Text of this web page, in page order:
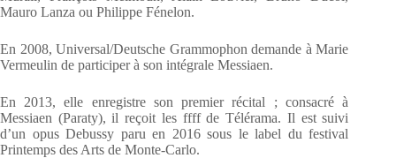
Mauro Lanza ou Philippe Fénelon.
En 2008, Universal/Deutsche Grammophon demande à Marie
Vermeulin de participer à son intégrale Messiaen.
En 2013, elle enregistre son premier récital ; consacré à
Messiaen (Paraty), il reçoit les ffff de Télérama. Il est suivi
d’un opus Debussy paru en 2016 sous le label du festival
Printemps des Arts de Monte-Carlo.